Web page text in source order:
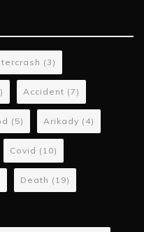
(3)
Accident (7)
(5) Arikady (4)
Covid (10)
Death (19)